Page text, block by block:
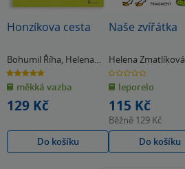
Honzíkova cesta
Bohumil Říha, Helena
Zmatlíková
4.7
z
5
hvězdiček
měkká vazba
129 Kč
Do košíku
Naše zvířátka
Helena Zmatlíková
0.0
z
5
hvězdiček
leporelo
115 Kč
Běžně 129 Kč
Do košíku